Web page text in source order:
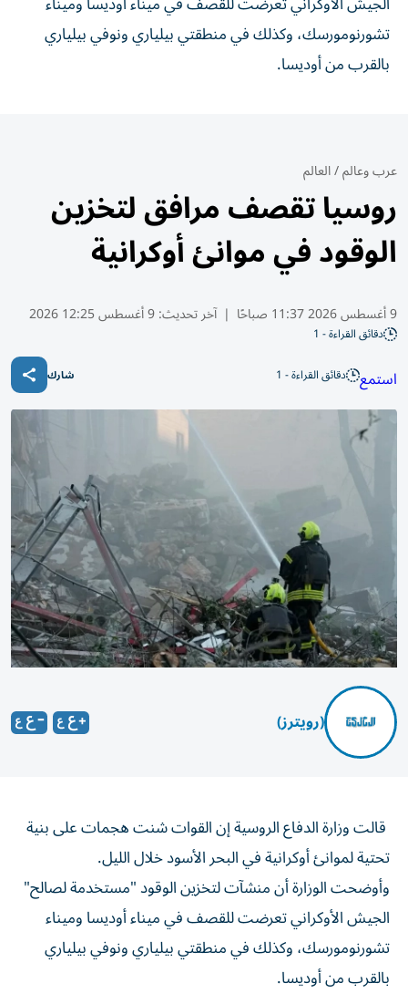
⁠تشورنومورسك، وكذلك في منطقتي بيلياري ونوفي بيلياري
‌بالقرب ‌من أوديسا.
عرب وعالم/العالم
روسيا تقصف مرافق لتخزين
الوقود في موانئ أوكرانية
9 أغسطس 2026 11:37 صباحًا | آخر تحديث:9 أغسطس 12:25 2026
دقائق القراءة - 1
استمع دقائق القراءة - 1 شارك
(رويترز)
تحتية لموانئ ‌أوكرانية في البحر ⁠الأسود خلال الليل.
وأوضحت الوزارة أن منشآت لتخزين الوقود "مستخدمة لصالح" ​
الجيش الأوكراني تعرضت للقصف ‌في ميناء أوديسا وميناء
⁠تشورنومورسك، وكذلك في منطقتي بيلياري ونوفي ​بيلياري
‌بالقرب ‌من أوديسا.